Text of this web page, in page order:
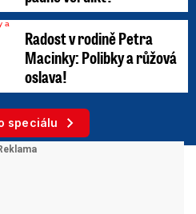
Radost v rodině Petra
Macinky: Polibky a růžová
oslava!
speciálu